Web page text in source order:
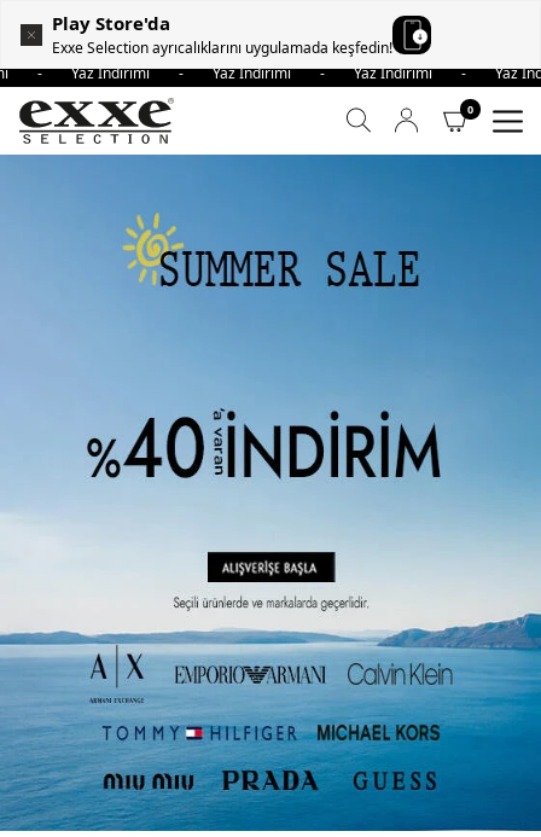
- Yaz İndirimi - Yaz İndirimi - Yaz İndirimi -
0
Play Store'da
Exxe Selection ayrıcalıklarını uygulamada keşfedin!